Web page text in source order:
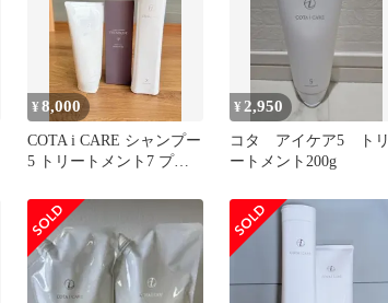
¥8,000
COTA i CARE シャンプー
5 トリートメント7 プレ
¥ 2,950
コタ アイケア5 トリ
ートメント200g